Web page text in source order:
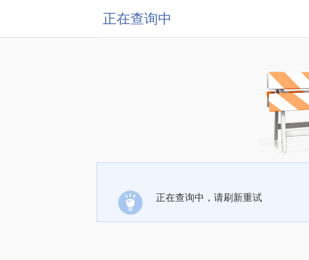
正在查询中
正在查询中，请刷新重试